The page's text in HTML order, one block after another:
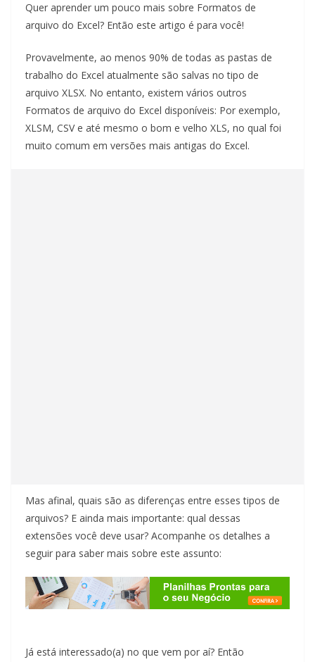
Quer aprender um pouco mais sobre Formatos de
arquivo do Excel? Então este artigo é para você!
Provavelmente, ao menos 90% de todas as pastas de
trabalho do Excel atualmente são salvas no tipo de
arquivo XLSX. No entanto, existem vários outros
Formatos de arquivo do Excel disponíveis: Por exemplo,
XLSM, CSV e até mesmo o bom e velho XLS, no qual foi
muito comum em versões mais antigas do Excel.
Mas afinal, quais são as diferenças entre esses tipos de
arquivos? E ainda mais importante: qual dessas
extensões você deve usar? Acompanhe os detalhes a
seguir para saber mais sobre este assunto:
Já está interessado(a) no que vem por aí? Então